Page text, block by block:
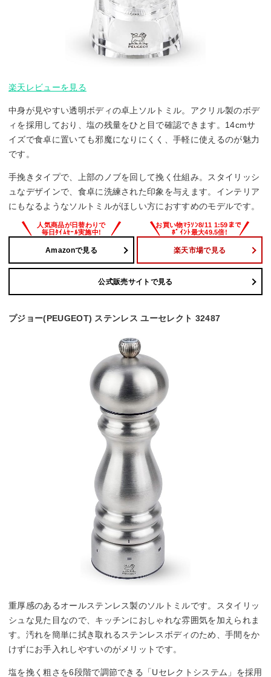
楽天レビューを見る
中身が見やすい透明ボディの卓上ソルトミル。アクリル製のボデ
ィを採用しており、塩の残量をひと目で確認できます。14cmサ
イズで食卓に置いても邪魔になりにくく、手軽に使えるのが魅力
です。
手挽きタイプで、上部のノブを回して挽く仕組み。スタイリッシ
ュなデザインで、食卓に洗練された印象を与えます。インテリア
にもなるようなソルトミルがほしい方におすすめのモデルです。
Amazonで見る 楽天市場で見る
公式販売サイトで見る
プジョー(PEUGEOT) ステンレス ユーセレクト 32487
重厚感のあるオールステンレス製のソルトミルです。スタイリッ
シュな見た目なので、キッチンにおしゃれな雰囲気を加えられま
す。汚れを簡単に拭き取れるステンレスボディのため、手間をか
けずにお手入れしやすいのがメリットです。
塩を挽く粗さを6段階で調節できる「Uセレクトシステム」を採用